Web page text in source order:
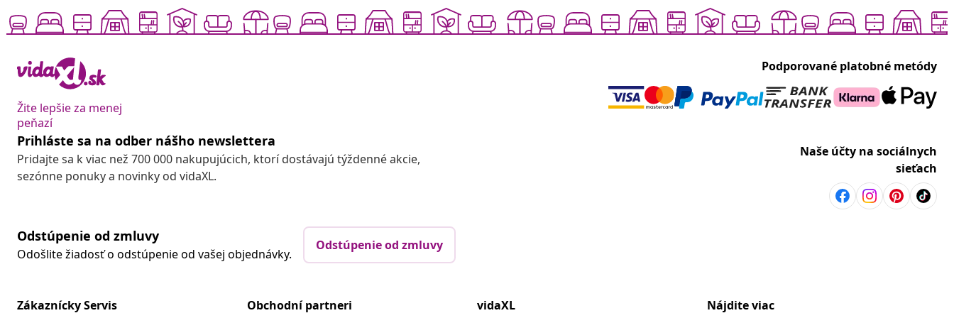
Žite lepšie za menej
peňazí
Podporované platobné metódy
Prihláste sa na odber nášho newslettera
Pridajte sa k viac než 700 000 nakupujúcich, ktorí dostávajú týždenné akcie,
sezónne ponuky a novinky od vidaXL.
Naše účty na sociálnych
sieťach
Odstúpenie od zmluvy
Odošlite žiadosť o odstúpenie od vašej objednávky.
Odstúpenie od zmluvy
Zákaznícky Servis Obchodní partneri vidaXL Nájdite viac